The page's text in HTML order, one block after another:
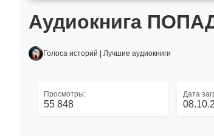
Аудиокнига
Голоса историй | Лучшие аудиокниги
Просмотры:
55 848
Дата